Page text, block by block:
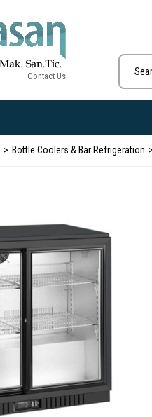
Contact Us
Bottle Coolers & Bar Refrigeration